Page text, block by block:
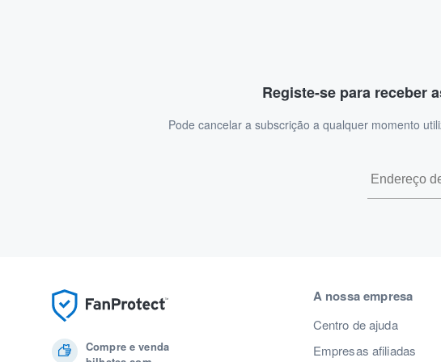
Registe-se para receber
Pode cancelar a subscrição a qualquer momento
Compre e venda
A nossa empresa
Centro de ajuda
Empresas afiliadas